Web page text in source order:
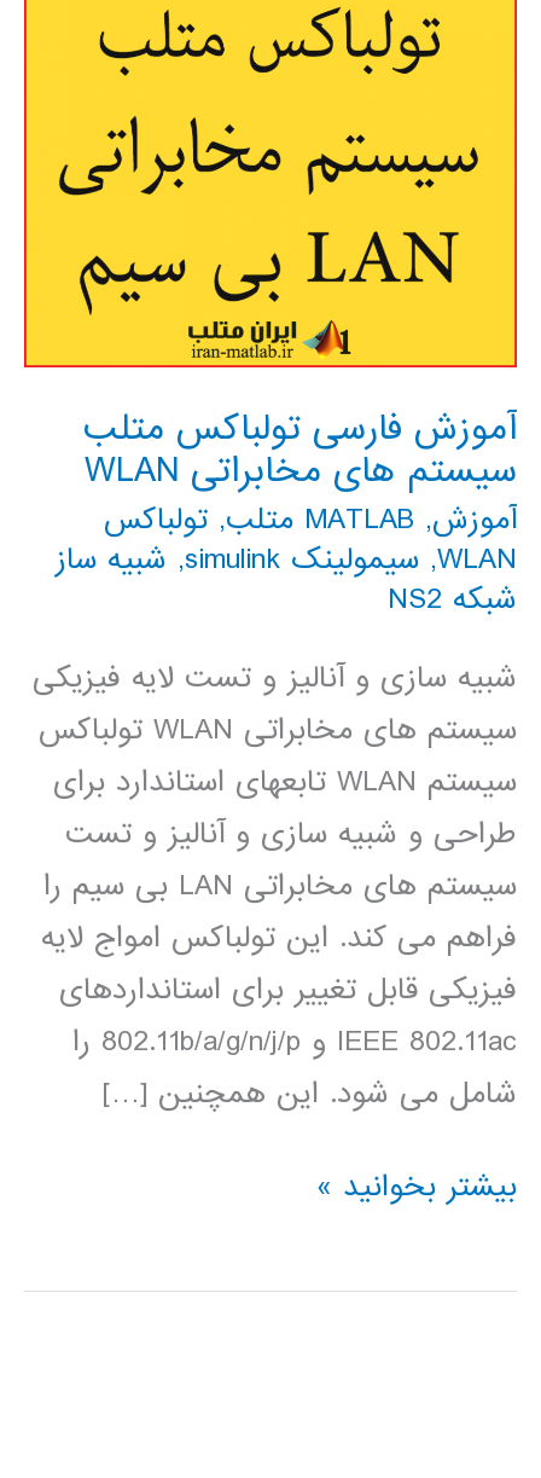
آموزش فارسی تولباکس متلب
سیستم های مخابراتی WLAN
آموزش, MATLAB متلب , تولباکس
WLAN
, سیمولینک simulink , شبیه ساز
شبکه NS2
شبیه سازی و آنالیز و تست لایه فیزیکی
سیستم های مخابراتی WLAN تولباکس
سیستم WLAN تابعهای استاندارد برای
طراحی و شبیه سازی و آنالیز و تست
سیستم های مخابراتی LAN بی سیم را
فراهم می کند. این تولباکس امواج لایه
فیزیکی قابل تغییر برای استانداردهای
IEEE 802.11ac و 802.11b/a/g/n/j/p را
شامل می شود. این همچنین […]
آموزش
تولباکس
بیشتر بخوانید »